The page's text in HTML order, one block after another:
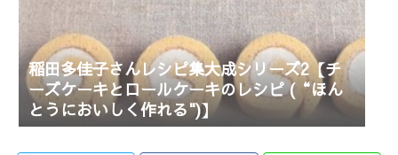
稲田多佳子さんレシピ集大成シリーズ2【チ
ーズケーキとロールケーキのレシピ (“ほん
とうにおいしく作れる")】